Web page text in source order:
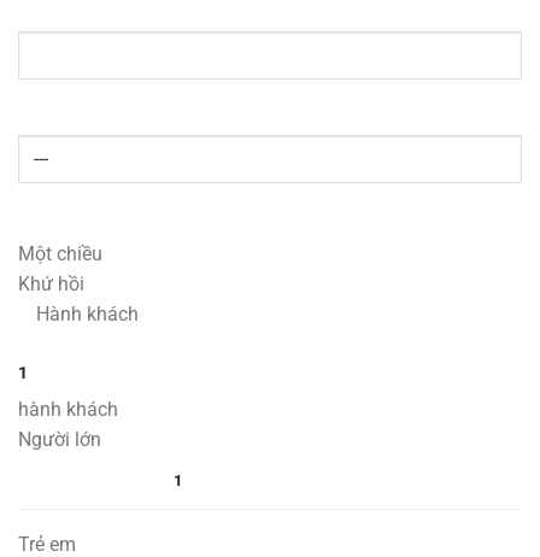
Một chiều
Khứ hồi
Hành khách
1
hành khách
Người lớn
1
Trẻ em